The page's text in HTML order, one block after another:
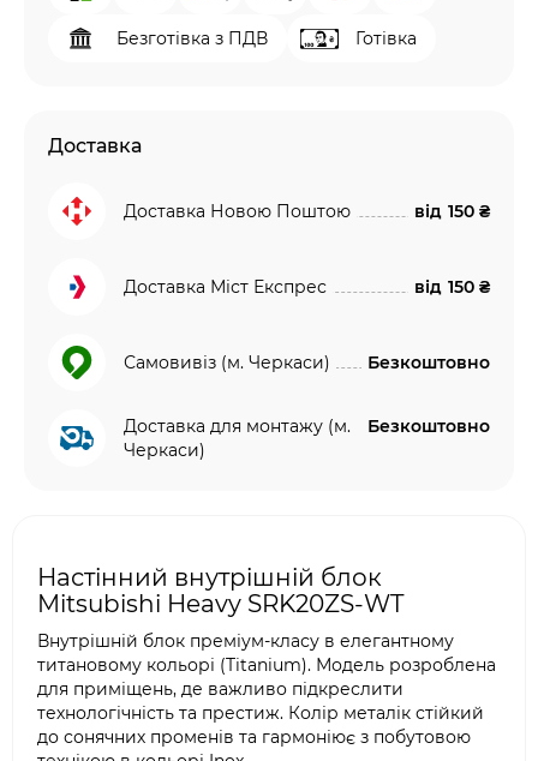
Безготівка з ПДВ Готівка
Доставка
Доставка Новою Поштою від 150 ₴
Доставка Міст Експрес від 150 ₴
Самовивіз (м. Черкаси) Безкоштовно
Доставка для монтажу (м.
Черкаси)
Безкоштовно
Настінний внутрішній блок
Mitsubishi Heavy SRK20ZS-WT
Внутрішній блок преміум-класу в елегантному
титановому кольорі (Titanium). Модель розроблена
для приміщень, де важливо підкреслити
технологічність та престиж. Колір металік стійкий
до сонячних променів та гармоніює з побутовою